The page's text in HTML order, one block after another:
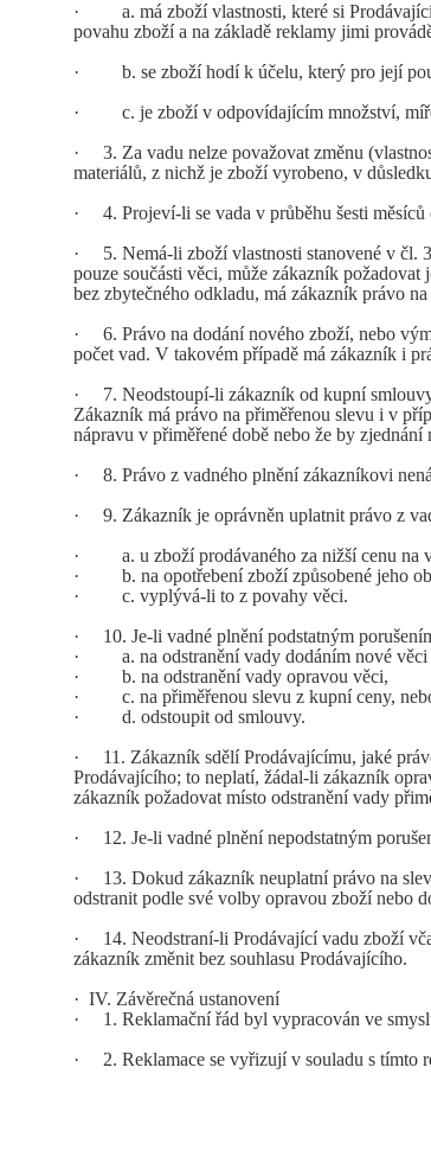
· a. má zboží vlastnosti, které si Prodávající
povahu zboží a na základě reklamy jimi
· b. se zboží hodí k účelu, který pro její
· c. je zboží v odpovídajícím množství, míře
· 3. Za vadu nelze považovat změnu
materiálů, z nichž je zboží vyrobeno, v
· 4. Projeví-li se vada v průběhu šesti měsíců
· 5. Nemá-li zboží vlastnosti stanovené v čl.
pouze součásti věci, může zákazník
bez zbytečného odkladu, má zákazník právo
· 6. Právo na dodání nového zboží, nebo
počet vad. V takovém případě má zákazník i
· 7. Neodstoupí-li zákazník od kupní smlouvy
Zákazník má právo na přiměřenou slevu i v
nápravu v přiměřené době nebo že by
· 8. Právo z vadného plnění zákazníkovi
· 9. Zákazník je oprávněn uplatnit právo z
· a. u zboží prodávaného za nižší cenu na
· b. na opotřebení zboží způsobené jeho
· c. vyplývá-li to z povahy věci.
· 10. Je-li vadné plnění podstatným
· a. na odstranění vady dodáním nové věci
· b. na odstranění vady opravou věci,
· c. na přiměřenou slevu z kupní ceny,
· d. odstoupit od smlouvy.
· 11. Zákazník sdělí Prodávajícímu, jaké
Prodávajícího; to neplatí, žádal-li zákazník
zákazník požadovat místo odstranění vady
· 12. Je-li vadné plnění nepodstatným
· 13. Dokud zákazník neuplatní právo na
odstranit podle své volby opravou zboží nebo
· 14. Neodstraní-li Prodávající vadu zboží
zákazník změnit bez souhlasu Prodávajícího.
· IV. Závěrečná ustanovení
· 1. Reklamační řád byl vypracován ve
· 2. Reklamace se vyřizují v souladu s tímto